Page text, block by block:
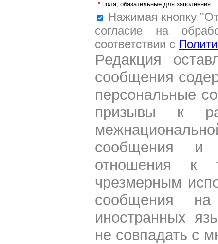
* поля, обязательные для заполнения
Нажимая кнопку
согласие на
соответствии с
Редакция
сообщения
персональные
призывы к
сообщения и
отношения к
чрезмерным
сообщения
иностранных
не совпадать с